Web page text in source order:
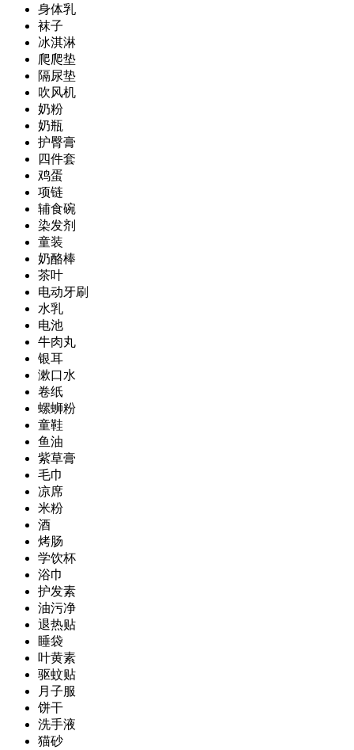
身体乳
袜子
冰淇淋
爬爬垫
隔尿垫
吹风机
奶粉
奶瓶
护臀膏
四件套
鸡蛋
项链
辅食碗
染发剂
童装
奶酪棒
茶叶
电动牙刷
水乳
电池
牛肉丸
银耳
漱口水
卷纸
螺蛳粉
童鞋
鱼油
紫草膏
毛巾
凉席
米粉
酒
烤肠
学饮杯
浴巾
护发素
油污净
退热贴
睡袋
叶黄素
驱蚊贴
月子服
饼干
洗手液
猫砂